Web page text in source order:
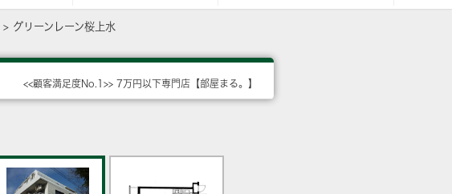
> グリーンレーン桜上水
<<顧客満足度No.1>> 7万円以下専門店【部屋まる。】